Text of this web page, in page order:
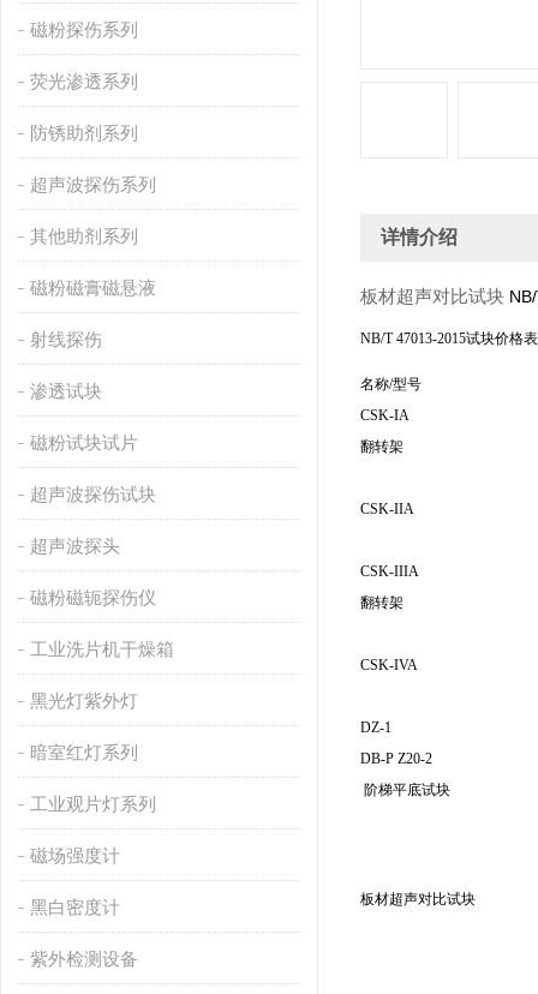
磁粉探伤系列
荧光渗透系列
防锈助剂系列
超声波探伤系列
其他助剂系列
磁粉磁膏磁悬液
射线探伤
渗透试块
磁粉试块试片
超声波探伤试块
超声波探头
磁粉磁轭探伤仪
工业洗片机干燥箱
黑光灯紫外灯
暗室红灯系列
工业观片灯系列
磁场强度计
黑白密度计
紫外检测设备
详情介绍
板材超声对比试块
NB/T 47013-2015试块价格
名称/型号
CSK-IA
翻转架
CSK-IIA
CSK-IIIA
翻转架
CSK-IVA
DZ-1
DB-P Z20-2
阶梯平底试块
板材超声对比试块